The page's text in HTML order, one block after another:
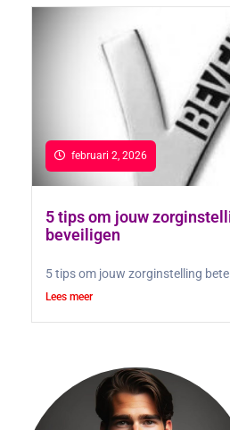
5 tips om jouw
beveiligen
februari 2, 2026
5 tips om jouw zorginstelling
Lees meer